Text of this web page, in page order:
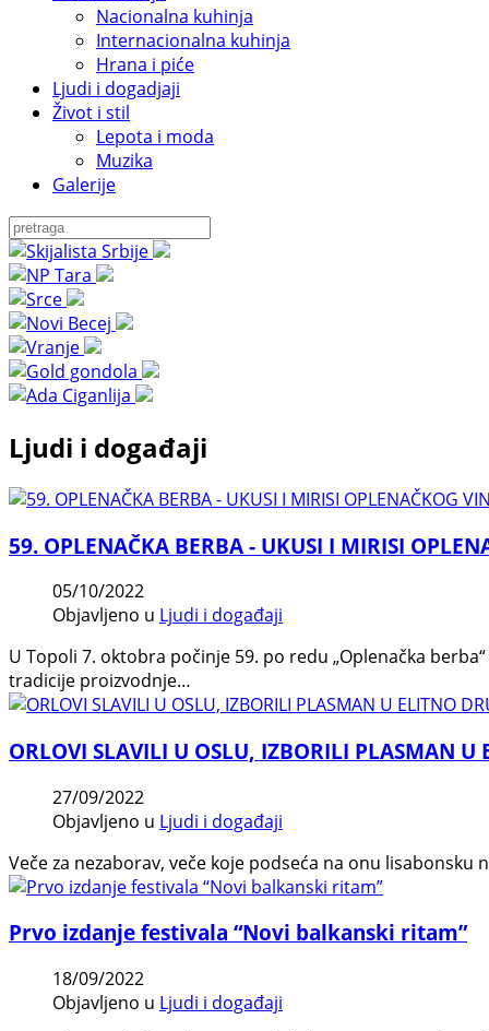
Nacionalna kuhinja
Internacionalna kuhinja
Hrana i piće
Ljudi i dogadjaji
Život i stil
Lepota i moda
Muzika
Galerije
Ljudi i događaji
59. OPLENAČKA BERBA - UKUSI I MIRISI
05/10/2022
Objavljeno u Ljudi i događaji
U Topoli 7. oktobra počinje 59. po redu „Oplenačka
tradicije proizvodnje…
ORLOVI SLAVILI U OSLU, IZBORILI PLASMAN U
27/09/2022
Objavljeno u Ljudi i događaji
Veče za nezaborav, veče koje podseća na onu
Prvo izdanje festivala “Novi balkanski ritam”
18/09/2022
Objavljeno u Ljudi i događaji